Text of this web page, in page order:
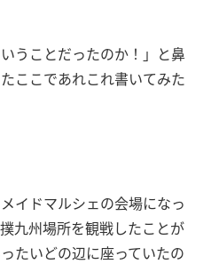
うことだったのか！」と鼻
ここであれこれ書いてみた
イドマルシェの会場になっ
九州場所を観戦したことが
たいどの辺に座っていたの